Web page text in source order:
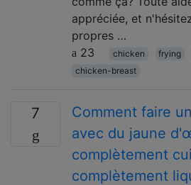
appréciée, et
propres …
23
chicken frying
chicken-breast
7
Comment faire
avec du jaune
complètement
complètement